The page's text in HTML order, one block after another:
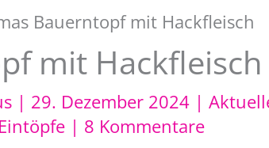
Bauerntopf mit Hackfleisch
mit Hackfleisch
| 29. Dezember 2024 |
| 8 Kommentare